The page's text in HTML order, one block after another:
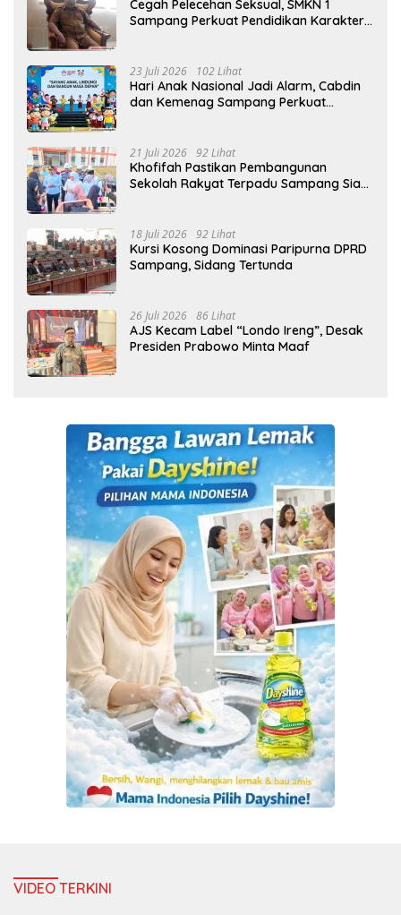
Cegah Pelecehan Seksual, SMKN 1
Sampang Perkuat Pendidikan Karakter
23 Juli 2026 102 Lihat
Hari Anak Nasional Jadi Alarm, Cabdin
dan Kemenag Sampang Perkuat
21 Juli 2026 92 Lihat
Khofifah Pastikan Pembangunan
Sekolah Rakyat Terpadu Sampang Siap
18 Juli 2026 92 Lihat
Kursi Kosong Dominasi Paripurna DPRD
Sampang, Sidang Tertunda
26 Juli 2026 86 Lihat
AJS Kecam Label “Londo Ireng”, Desak
Presiden Prabowo Minta Maaf
VIDEO TERKINI